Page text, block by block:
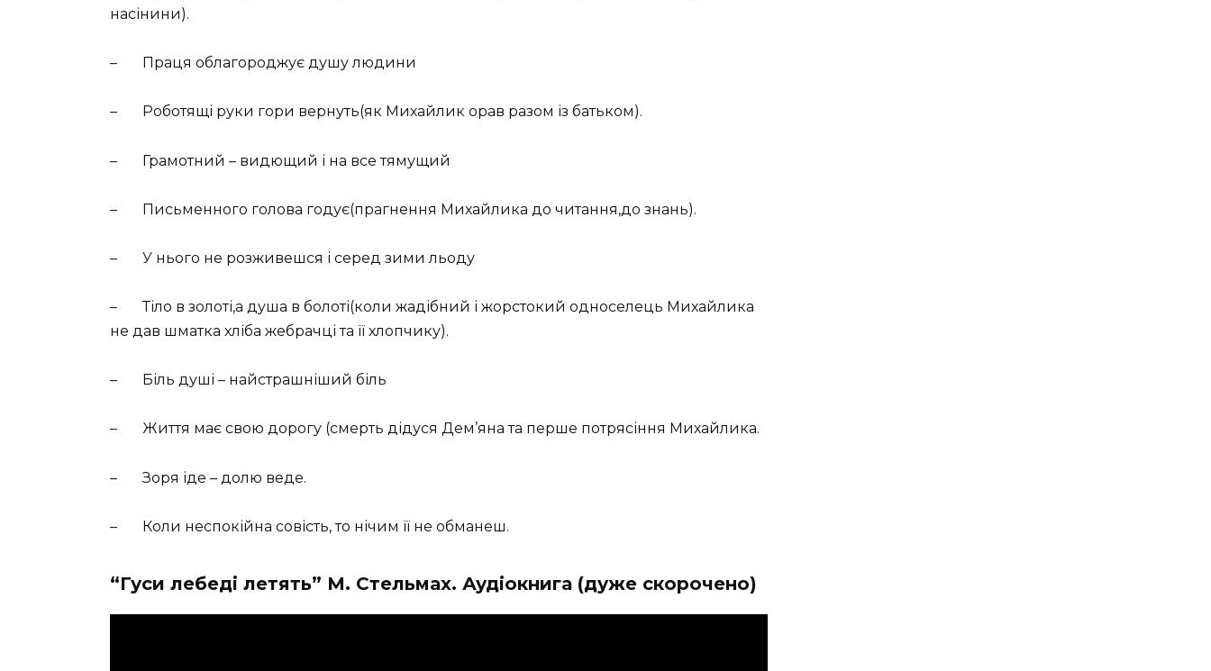
насінини).
– Праця облагороджує душу людини
– Роботящі руки гори вернуть(як Михайлик орав разом із батьком).
– Грамотний – видющий і на все тямущий
– Письменного голова годує(прагнення Михайлика до читання,до знань).
– У нього не розживешся і серед зими льоду
– Тіло в золоті,а душа в болоті(коли жадібний і жорстокий односелець Михайлика
не дав шматка хліба жебрачці та її хлопчику).
– Біль душі – найстрашніший біль
– Життя має свою дорогу (смерть дідуся Дем’яна та перше потрясіння Михайлика.
– Зоря іде – долю веде.
– Коли неспокійна совість, то нічим її не обманеш.
“Гуси лебеді летять” М. Стельмах. Аудіокнига (дуже скорочено)